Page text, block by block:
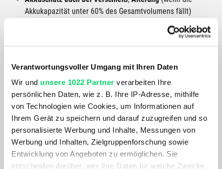
Verantwortungsvoller Umgang mit Ihren Daten
Wir und unsere 1022 Partner verarbeiten Ihre
persönlichen Daten, wie z. B. Ihre IP-Adresse, mithilfe
von Technologien wie Cookies, um Informationen auf
Ihrem Gerät zu speichern und darauf zuzugreifen und so
personalisierte Werbung und Inhalte, Messungen von
Werbung und Inhalten, Zielgruppenforschung sowie
Entwicklung von Angeboten zu ermöglichen. Sie
entscheiden darüber, wer Ihre Daten für welche Zwecke
Akkukapazität unter 60% des Gesamtvolumens fällt)
im 2. 3. und 4. Jahr ist eine Wartung/Inspektion
Hier gehts zu den Details bei >>LeaseMyBike
Bike Marken und Zubehör
Egal, ob mit oder ohne Motor, ob Trekking-, Mountain-, Gravelbike
oder Lastenrad: bei
kannst du aus einem riesigen
Angebot der bedeutenden Fahrradmarken wählen:
Cube
KTM